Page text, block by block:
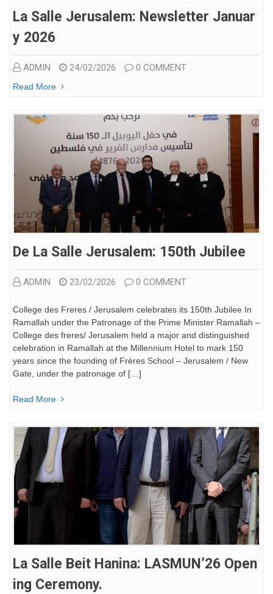
La Salle Jerusalem: Newsletter Januar
Y 2026
ADMIN 24/02/2026 0 COMMENT
Read More
De La Salle Jerusalem: 150th Jubilee
ADMIN 23/02/2026 0 COMMENT
College des Freres / Jerusalem celebrates its 150th Jubilee In
Ramallah under the Patronage of the Prime Minister Ramallah –
College des freres/ Jerusalem held a major and distinguished
celebration in Ramallah at the Millennium Hotel to mark 150
years since the founding of Frères School – Jerusalem / New
Gate, under the patronage of […]
Read More
La Salle Beit Hanina: LASMUN’26 Open
Ing Ceremony.